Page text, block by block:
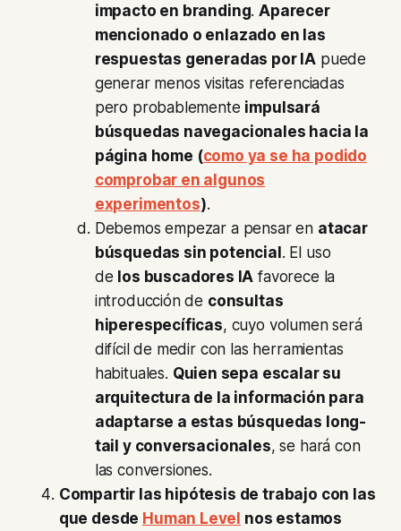
impacto en branding.Aparecer
mencionado o enlazado en las
respuestas generadas por IA puede
generar menos visitas referenciadas
pero probablemente impulsará
búsquedas navegacionales hacia la
página home (como ya se ha podido
comprobar en algunos
experimentos).
Debemos empezar a pensar en atacar
búsquedas sin potencial. El uso
de los buscadores IA favorece la
introducción de consultas
hiperespecíficas, cuyo volumen será
difícil de medir con las herramientas
habituales. Quien sepa escalar su
arquitectura de la información para
adaptarse a estas búsquedas long-
tail y conversacionales, se hará con
las conversiones.
Compartir las hipótesis de trabajo con las
que desde Human Level nos estamos